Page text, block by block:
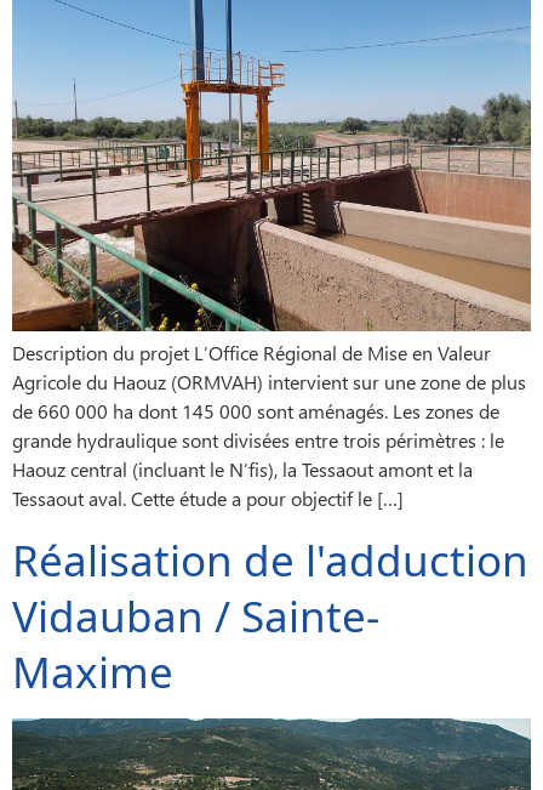
Description du projet L’Office Régional de Mise en Valeur
Agricole du Haouz (ORMVAH) intervient sur une zone de plus
de 660 000 ha dont 145 000 sont aménagés. Les zones de
grande hydraulique sont divisées entre trois périmètres : le
Haouz central (incluant le N’fis), la Tessaout amont et la
Tessaout aval. Cette étude a pour objectif le […]
Réalisation de l'adduction
Vidauban / Sainte-
Maxime